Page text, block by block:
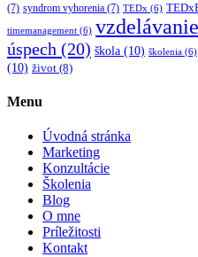
(7) syndrom vyhorenia (7) TEDx (6)
timemanagement (6) vzdelávanie
úspech (20) škola (10) školenia (6)
(10) život (8)
Menu
Úvodná stránka
Marketing
Konzultácie
Školenia
Blog
O mne
Príležitosti
Kontakt